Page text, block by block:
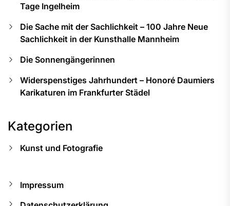
Tage Ingelheim
Die Sache mit der Sachlichkeit – 100 Jahre Neue
Sachlichkeit in der Kunsthalle Mannheim
Die Sonnengängerinnen
Widerspenstiges Jahrhundert – Honoré Daumiers
Karikaturen im Frankfurter Städel
Kategorien
Kunst und Fotografie
Impressum